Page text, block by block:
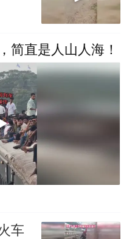
简直是人山人海！
车